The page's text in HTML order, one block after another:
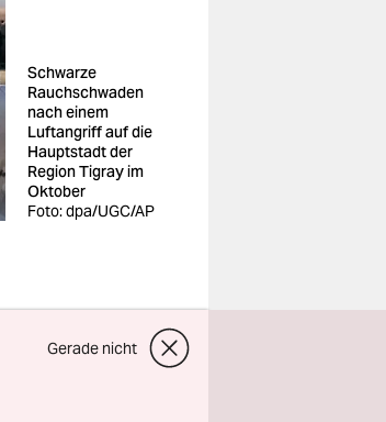
Schwarze
Rauchschwaden
nach einem
Luftangriff auf die
Hauptstadt der
Region Tigray im
Oktober
Foto: dpa/UGC/AP
Gerade nicht